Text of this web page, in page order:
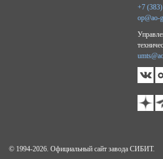
© 1994-2026. Официальный сайт завода СИБИТ.
+7
op@ao-